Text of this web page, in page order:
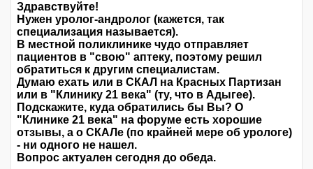
Здравствуйте!
Нужен уролог-андролог (кажется, так
специализация называется).
В местной поликлинике чудо отправляет
пациентов в "свою" аптеку, поэтому решил
обратиться к другим специалистам.
Думаю ехать или в СКАЛ на Красных Партизан
или в "Клинику 21 века" (ту, что в Адыгее).
Подскажите, куда обратились бы Вы? О
"Клинике 21 века" на форуме есть хорошие
отзывы, а о СКАЛе (по крайней мере об урологе)
- ни одного не нашел.
Вопрос актуален сегодня до обеда.